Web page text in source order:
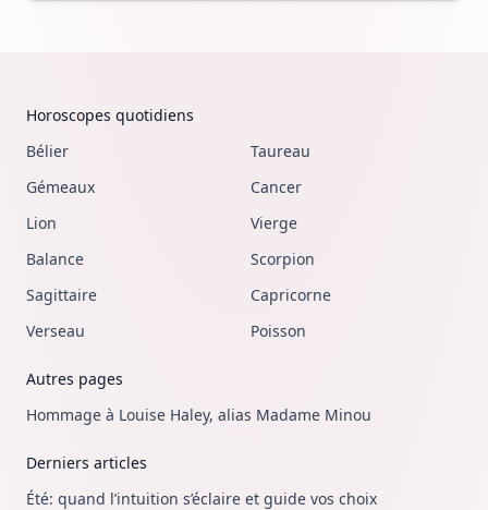
Horoscopes quotidiens
Bélier
Taureau
Gémeaux
Cancer
Lion
Vierge
Balance
Scorpion
Sagittaire
Capricorne
Verseau
Poisson
Autres pages
Hommage à Louise Haley, alias Madame Minou
Derniers articles
Été: quand l’intuition s’éclaire et guide vos choix